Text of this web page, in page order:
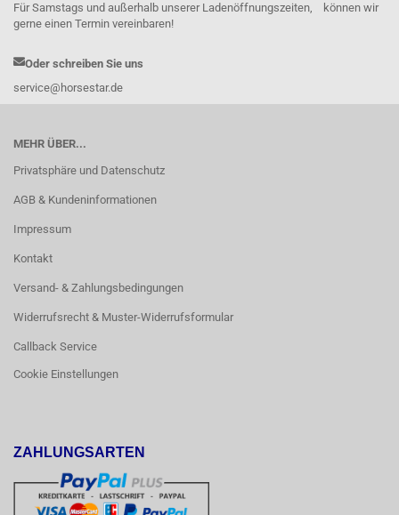
Für Samstags und außerhalb unserer Ladenöffnungszeiten, können wir
gerne einen Termin vereinbaren!
Oder schreiben Sie uns
service@horsestar.de
MEHR ÜBER...
Privatsphäre und Datenschutz
AGB & Kundeninformationen
Impressum
Kontakt
Versand- & Zahlungsbedingungen
Widerrufsrecht & Muster-Widerrufsformular
Callback Service
Cookie Einstellungen
ZAHLUNGSARTEN